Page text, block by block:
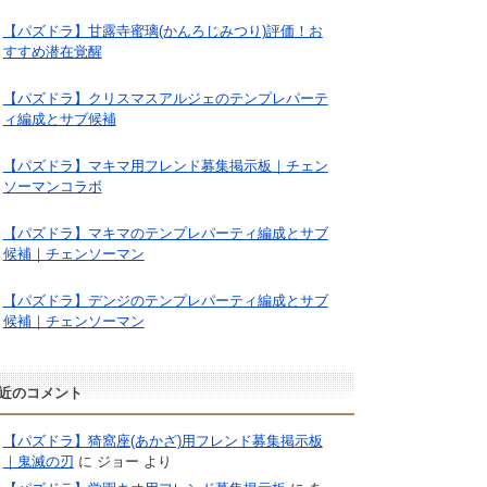
【パズドラ】甘露寺蜜璃(かんろじみつり)評価！お
すすめ潜在覚醒
【パズドラ】クリスマスアルジェのテンプレパーテ
ィ編成とサブ候補
【パズドラ】マキマ用フレンド募集掲示板｜チェン
ソーマンコラボ
【パズドラ】マキマのテンプレパーティ編成とサブ
候補｜チェンソーマン
【パズドラ】デンジのテンプレパーティ編成とサブ
候補｜チェンソーマン
のコメント
【パズドラ】猗窩座(あかざ)用フレンド募集掲示板
｜鬼滅の刃 に ジョー より